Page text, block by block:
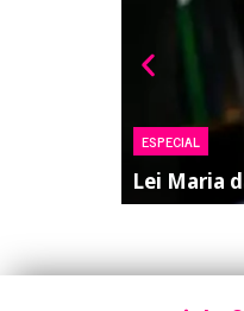
ESPECIAL
Lei Maria